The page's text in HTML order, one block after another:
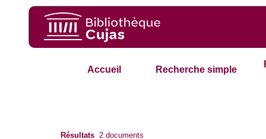
Accueil Recherche simple
Résultats 2 documents